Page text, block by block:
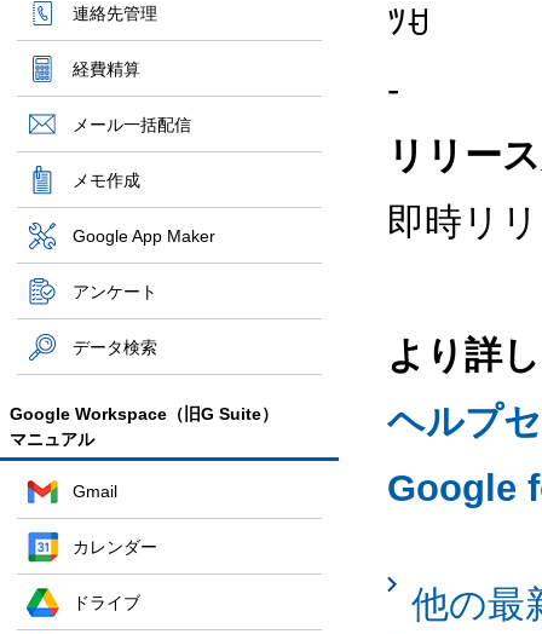
連絡先管理
経費精算
メール一括配信
メモ作成
Google App Maker
アンケート
データ検索
Google Workspace（旧G Suite）
マニュアル
Gmail
カレンダー
ドライブ
ﾂꀀ
-
リリー
即時リ
より詳
ヘルプ
Google
他の最